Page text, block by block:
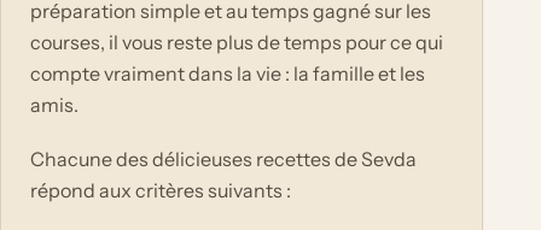
préparation simple et au temps gagné sur les
courses, il vous reste plus de temps pour ce qui
compte vraiment dans la vie : la famille et les
amis.
Chacune des délicieuses recettes de Sevda
répond aux critères suivants :